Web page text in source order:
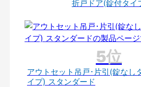
折戸ドア(錠付タイ
アウトセット吊戸･片引(錠なし
イプ) スタンダード